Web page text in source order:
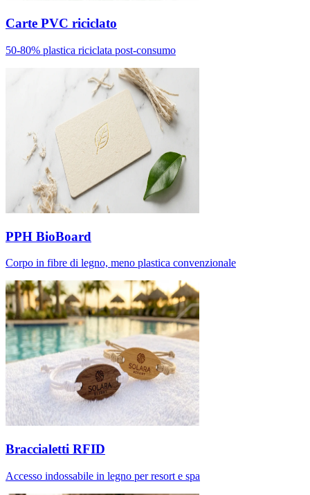
Carte PVC riciclato
50-80% plastica riciclata post-consumo
PPH BioBoard
Corpo in fibre di legno, meno plastica convenzionale
Braccialetti RFID
Accesso indossabile in legno per resort e spa